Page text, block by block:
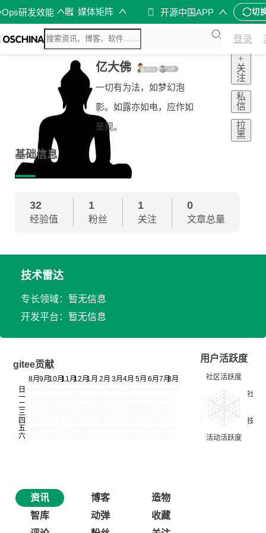
研发效能 媒体矩阵 开源中国APP 切
登录
亿大佛
一切有为法，如梦幻泡
影。如露亦如电，应作如
是观。
+
关
注
私
信
拉
黑
基础信息
32
经验值
1
粉丝
1
关注
0
文章总量
技术雷达
专长领域：暂无信息
开发平台：暂无信息
gitee贡献
用户活跃度
资讯 博客
造物
智库
动弹
收藏